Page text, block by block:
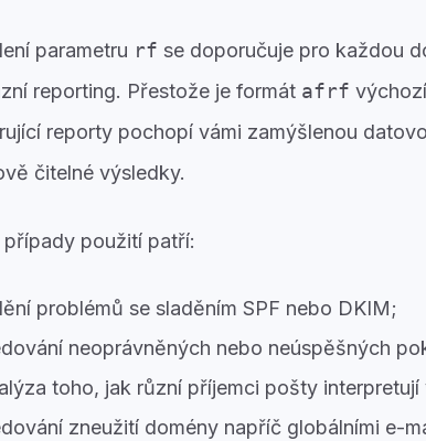
parametru rf se doporučuje pro každou
reporting. Přestože je formát afrf
reporty pochopí vámi zamýšlenou
čitelné výsledky.
případy použití patří:
problémů se sladěním SPF nebo DKIM;
neoprávněných nebo neúspěšných
toho, jak různí příjemci pošty
zneužití domény napříč globálními e-